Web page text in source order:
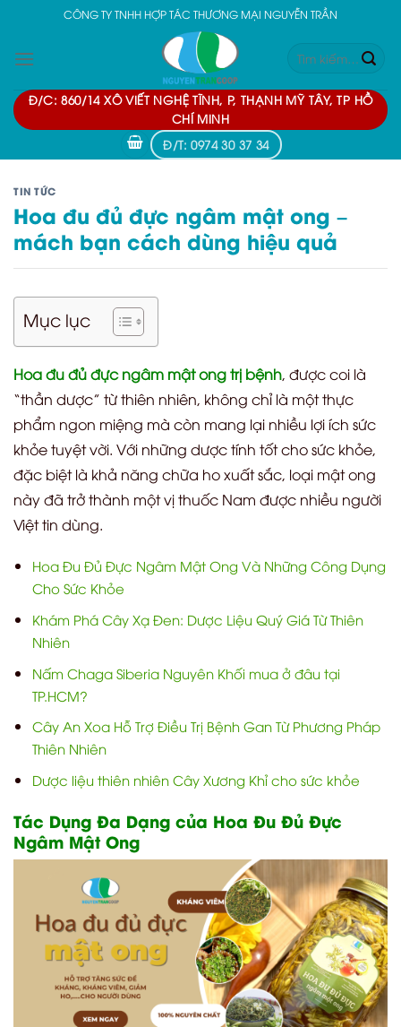
content
CÔNG TY TNHH HỢP TÁC THƯƠNG MẠI NGUYỄN TRẦN
Tìm
kiếm:
Đ/C: 860/14 XÔ VIẾT NGHỆ TĨNH, P, THẠNH MỸ TÂY, TP HỒ
CHÍ MINH
Đ/T: 0974 30 37 34
TIN TỨC
Hoa đu đủ đực ngâm mật ong –
mách bạn cách dùng hiệu quả
Mục lục
Hoa đu đủ đực ngâm mật ong trị bệnh, được coi là
“thần dược” từ thiên nhiên, không chỉ là một thực
phẩm ngon miệng mà còn mang lại nhiều lợi ích sức
khỏe tuyệt vời. Với những dược tính tốt cho sức khỏe,
đặc biệt là khả năng chữa ho xuất sắc, loại mật ong
này đã trở thành một vị thuốc Nam được nhiều người
Việt tin dùng.
Hoa Đu Đủ Đực Ngâm Mật Ong Và Những Công Dụng
Cho Sức Khỏe
Khám Phá Cây Xạ Đen: Dược Liệu Quý Giá Từ Thiên
Nhiên
Nấm Chaga Siberia Nguyên Khối mua ở đâu tại
TP.HCM?
Cây An Xoa Hỗ Trợ Điều Trị Bệnh Gan Từ Phương Pháp
Thiên Nhiên
Dược liệu thiên nhiên Cây Xương Khỉ cho sức khỏe
Tác Dụng Đa Dạng của Hoa Đu Đủ Đực
Ngâm Mật Ong